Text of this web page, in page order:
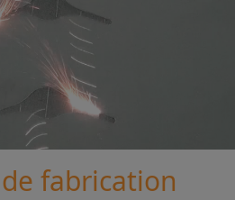
fabrication